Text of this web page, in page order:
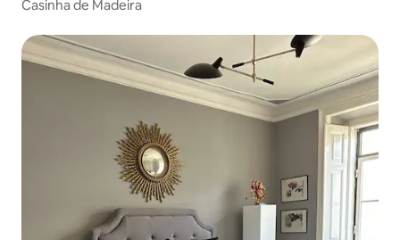
Casinha de Madeira